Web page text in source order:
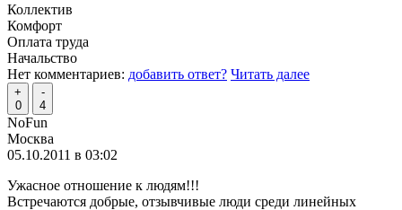
Коллектив
Комфорт
Оплата труда
Начальство
Нет комментариев: добавить ответ? Читать далее
+
0
-
4
NoFun
Москва
05.10.2011 в 03:02
Ужасное отношение к людям!!!
Встречаются добрые, отзывчивые люди среди линейных